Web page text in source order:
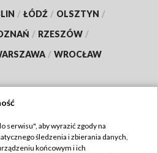
/ ŁÓDŹ / OLSZTYN /
/ RZESZÓW /
/ WROCŁAW
TVP
serwisu", aby wyrazić zgody na
śledzenia i zbierania danych,
końcowym i ich